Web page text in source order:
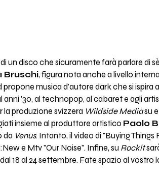
un disco che sicuramente farà parlare di
Bruschi, figura nota anche a livello
musica d'autore dark che si ispira
anni '30, al technopop, al cabaret e agli
produzione svizzera Wildside Mediasu
insieme al produttore artistico Paolo
da Venus. Intanto, il video di "Buying
e Mtv "Our Noise". Infine, su Rockit
dal 18 al 24 settembre. Fate spazio al vostro